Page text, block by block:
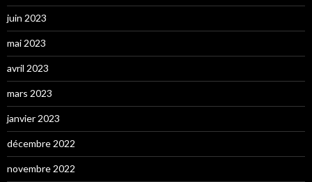
juin 2023
mai 2023
avril 2023
mars 2023
janvier 2023
décembre 2022
novembre 2022